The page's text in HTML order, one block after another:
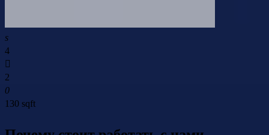
4
2
130 sqft